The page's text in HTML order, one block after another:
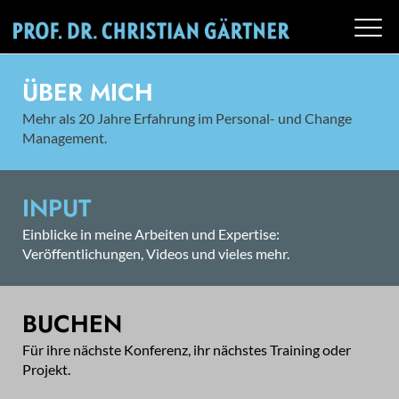
ÜBER MICH
Mehr als 20 Jahre Erfahrung im Personal- und Change
Management.
INPUT
Einblicke in meine Arbeiten und Expertise:
Veröffentlichungen, Videos und vieles mehr.
BUCHEN
Für ihre nächste Konferenz, ihr nächstes Training oder
Projekt.